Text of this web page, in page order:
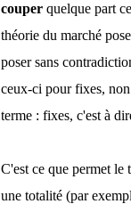
couper quelque part
théorie du marché
poser sans
ceux-ci pour fixes, non
terme : fixes, c'est à
C'est ce que permet le
une totalité (par